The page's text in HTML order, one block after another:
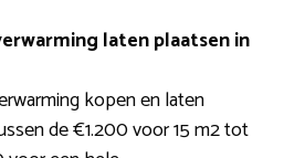
laten plaatsen in
kopen en laten
de €1.200 voor 15 m2 tot